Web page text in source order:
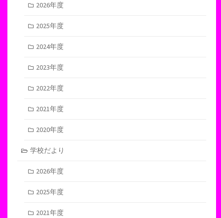
2026年度
2025年度
2024年度
2023年度
2022年度
2021年度
2020年度
学校だより
2026年度
2025年度
2021年度